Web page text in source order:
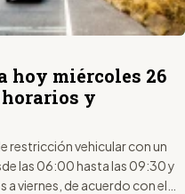
hoy miércoles 26
horarios y
restricción vehicular con un
las 06:00 hasta las 09:30 y
a viernes, de acuerdo con el